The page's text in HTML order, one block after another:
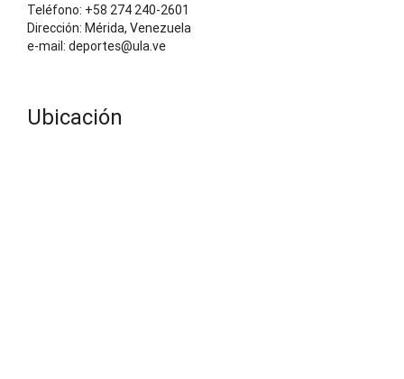
Teléfono: +58 274 240-2601
Dirección: Mérida, Venezuela
e-mail: deportes@ula.ve
Ubicación